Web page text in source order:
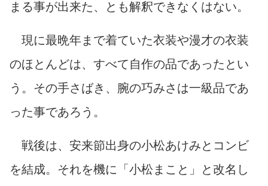
まる事が出来た、とも解釈できなくはない。
現に最晩年まで着ていた衣装や漫才の衣装
のほとんどは、すべて自作の品であったとい
う。その手さばき、腕の巧みさは一級品であ
った事であろう。
戦後は、安来節出身の小松あけみとコンビ
を結成。それを機に「小松まこと」と改名し